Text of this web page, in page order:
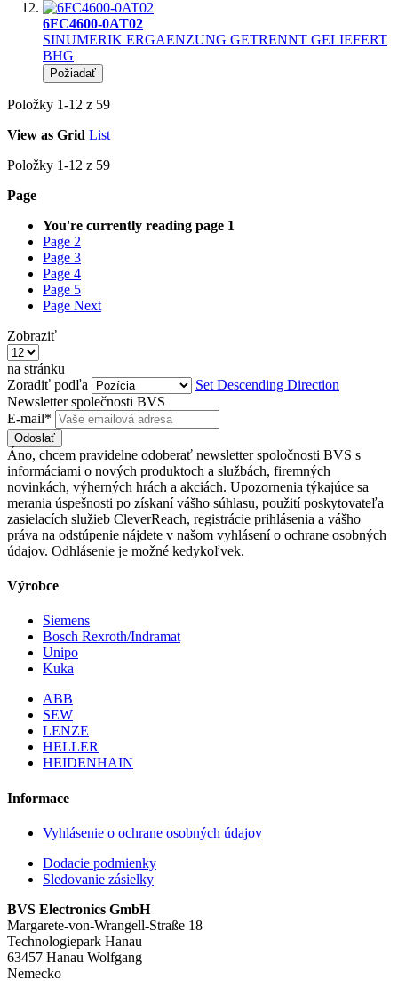
6FC4600-0AT02
SINUMERIK ERGAENZUNG GETRENNT GELIEFERT
BHG
Požiadať
Položky 1-12 z 59
View as Grid List
Položky 1-12 z 59
Page
You're currently reading page 1
Page 2
Page 3
Page 4
Page 5
Page Next
Zobraziť
na stránku
Zoradiť podľa
Set Descending Direction
Newsletter společnosti BVS
E-mail*
Odoslať
Áno, chcem pravidelne odoberať newsletter spoločnosti BVS s
informáciami o nových produktoch a službách, firemných
novinkách, výherných hrách a akciách. Upozornenia týkajúce sa
merania úspešnosti po získaní vášho súhlasu, použití poskytovateľa
zasielacích služieb CleverReach, registrácie prihlásenia a vášho
práva na odstúpenie nájdete v našom vyhlásení o ochrane osobných
údajov. Odhlásenie je možné kedykoľvek.
Výrobce
Siemens
Bosch Rexroth/Indramat
Unipo
Kuka
ABB
SEW
LENZE
HELLER
HEIDENHAIN
Informace
Vyhlásenie o ochrane osobných údajov
Dodacie podmienky
Sledovanie zásielky
BVS Electronics GmbH
Margarete-von-Wrangell-Straße 18
Technologiepark Hanau
63457 Hanau Wolfgang
Nemecko